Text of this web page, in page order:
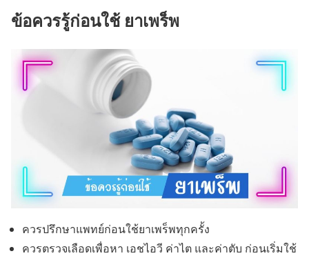
ข้อควรรู้ก่อนใช้ ยาเพร็พ
ควรปรึกษาแพทย์ก่อนใช้ยาเพร็พทุกครั้ง
ควรตรวจเลือดเพื่อหา เอชไอวี ค่าไต และค่าตับ ก่อนเริ่มใช้